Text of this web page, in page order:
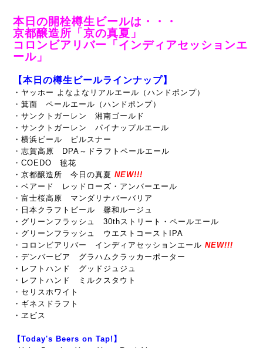
本日の開栓樽生ビールは・・・
京都醸造所「京の真夏」
コロンビアリバー「インディアセッションエ
ール」
【本日の樽生ビールラインナップ】
・ヤッホー よなよなリアルエール（ハンドポンプ）
・箕面 ペールエール（ハンドポンプ）
・サンクトガーレン 湘南ゴールド
・サンクトガーレン パイナップルエール
・横浜ビール ピルスナー
・志賀高原 DPA～ドラフトペールエール
・COEDO 毬花
・京都醸造所 今日の真夏 NEW!!!
・ベアード レッドローズ・アンバーエール
・富士桜高原 マンダリナバーバリア
・日本クラフトビール 馨和ルージュ
・グリーンフラッシュ 30thストリート・ペールエール
・グリーンフラッシュ ウエストコーストIPA
・コロンビアリバー インディアセッションエール NEW!!!
・デンバービア グラハムクラッカーポーター
・レフトハンド グッドジュジュ
・レフトハンド ミルクスタウト
・セリスホワイト
・ギネ スドラフト
・ヱビス
【Today's Beers on Tap!】